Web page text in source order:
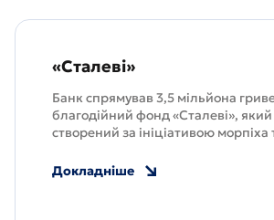
«Сталеві»
Банк спрямував 3,5 мільйона
благодійний фонд «Сталеві», який
створений за ініціативою морпіха
допомоги морським піхотинцям та
Докладніше